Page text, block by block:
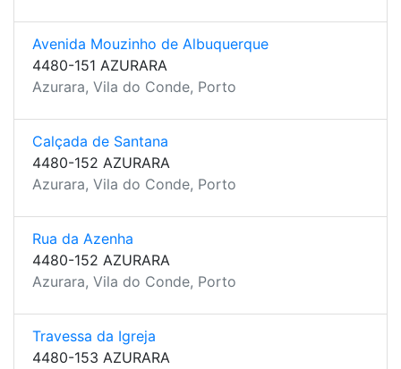
Avenida Mouzinho de Albuquerque
4480-151 AZURARA
Azurara, Vila do Conde, Porto
Calçada de Santana
4480-152 AZURARA
Azurara, Vila do Conde, Porto
Rua da Azenha
4480-152 AZURARA
Azurara, Vila do Conde, Porto
Travessa da Igreja
4480-153 AZURARA